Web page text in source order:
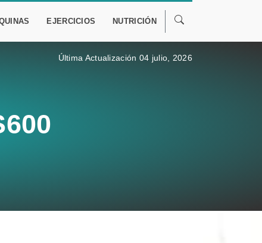
EJERCICIOS NUTRICIÓN
Última Actualización 04 julio, 2026